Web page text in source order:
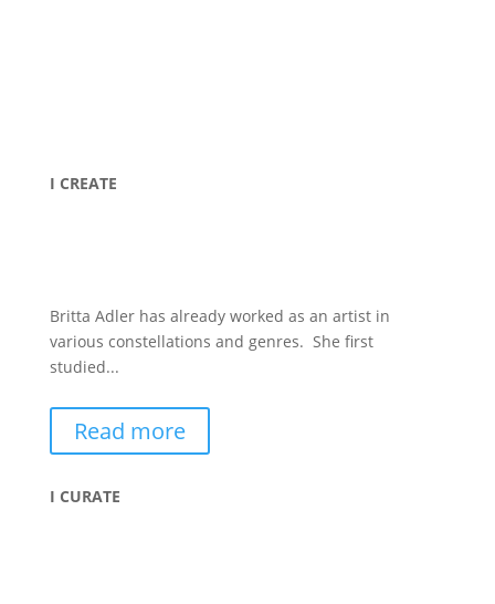
I CREATE
Britta Adler has already worked as an artist in
various constellations and genres. She first
studied...
Read more
I CURATE